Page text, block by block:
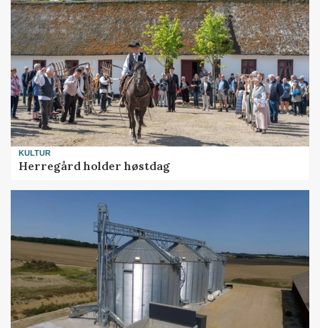
KULTUR
Herregård holder høstdag